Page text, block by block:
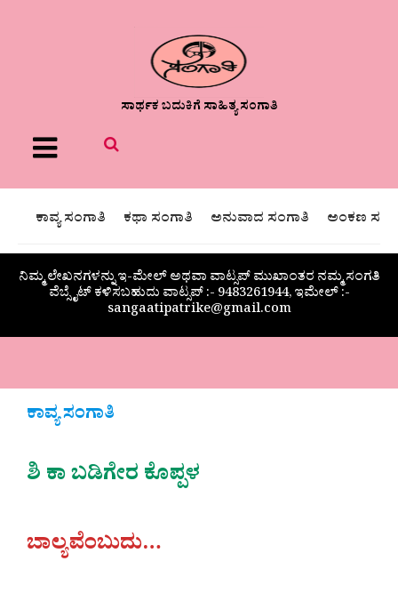
ಸಾರ್ಥಕ ಬದುಕಿಗೆ ಸಾಹಿತ್ಯ ಸಂಗಾತಿ
Menu
ಕಾವ್ಯ ಸಂಗಾತಿ ಕಥಾ ಸಂಗಾತಿ ಅನುವಾದ ಸಂಗಾತಿ ಅಂಕಣ
ನಿಮ್ಮ ಲೇಖನಗಳನ್ನು ಇ-ಮೇಲ್ ಅಥವಾ ವಾಟ್ಸಪ್ ಮುಖಾಂತರ ನಮ್ಮ ಸಂಗತಿ
ವೆಬ್ಸೈಟ್ ಕಳಿಸಬಹುದು ವಾಟ್ಸಪ್‌ :- 9483261944, ಇಮೇಲ್ :-
sangaatipatrike@gmail.com
ಕಾವ್ಯ ಸಂಗಾತಿ
ಶಿ ಕಾ ಬಡಿಗೇರ ಕೊಪ್ಪಳ
ಬಾಲ್ಯವೆಂಬುದು…